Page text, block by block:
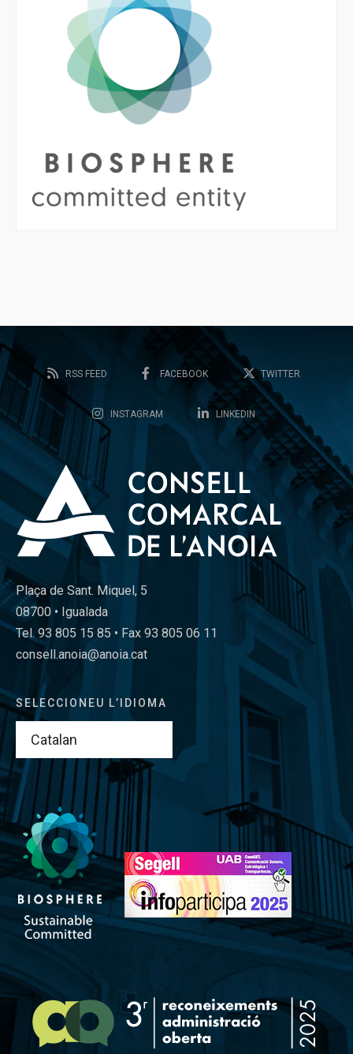
RSS FEED FACEBOOK TWITTER
INSTAGRAM LINKEDIN
Plaça de Sant. Miquel, 5
08700 • Igualada
Tel. 93 805 15 85 • Fax 93 805 06 11
consell.anoia@anoia.cat
SELECCIONEU L’IDIOMA